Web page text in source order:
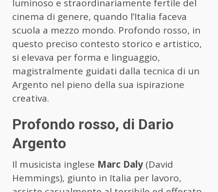
luminoso e straordinariamente fertile del
cinema di genere, quando l’Italia faceva
scuola a mezzo mondo. Profondo rosso, in
questo preciso contesto storico e artistico,
si elevava per forma e linguaggio,
magistralmente guidati dalla tecnica di un
Argento nel pieno della sua ispirazione
creativa.
Profondo rosso, di Dario
Argento
Il musicista inglese Marc Daly (David
Hemmings), giunto in Italia per lavoro,